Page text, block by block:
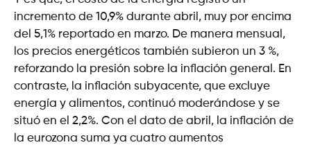
incremento de 10,9% durante abril, muy por encima
del 5,1% reportado en marzo. De manera mensual,
los precios energéticos también subieron un 3 %,
reforzando la presión sobre la inflación general. En
contraste, la inflación subyacente, que excluye
energía y alimentos, continuó moderándose y se
situó en el 2,2%. Con el dato de abril, la inflación de
la eurozona suma ya cuatro aumentos